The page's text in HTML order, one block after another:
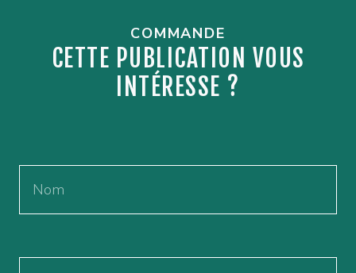
COMMANDE
CETTE PUBLICATION VOUS
INTÉRESSE ?